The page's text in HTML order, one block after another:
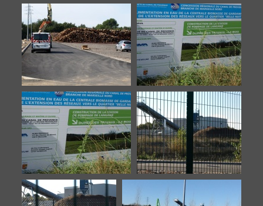
Biomasse-20140922-2 Biomasse-20140922-3
Biomasse-20140922-4 Biomasse-20140922-5
Biomasse-20140922-6 Biomasse-20151106-1